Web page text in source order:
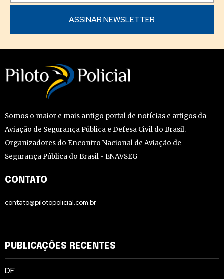
Somos o maior e mais antigo portal de notícias e artigos da
Aviação de Segurança Pública e Defesa Civil do Brasil.
Organizadores do Encontro Nacional de Aviação de
Segurança Pública do Brasil - ENAVSEG
CONTATO
contato@pilotopolicial.com.br
PUBLICAÇÕES RECENTES
DF